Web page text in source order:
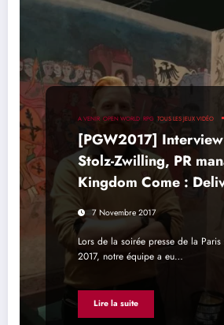
A VENIR OPEN WORLD RPG TOUS LES JEUX VIDÉO
[PGW2017]
Stolz-Zwilling, PR
Kingdom Come :
7 Novembre 2017
Lors de la soirée presse de la Paris
2017, notre équipe a eu…
Lire la suite